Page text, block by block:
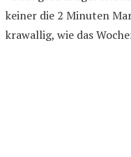
keiner die 2 Minuten
krawallig, wie das